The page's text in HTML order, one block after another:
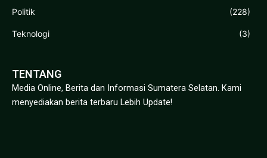
Politik (228)
Teknologi (3)
TENTANG
Media Online, Berita dan Informasi Sumatera Selatan. Kami
menyediakan berita terbaru Lebih Update!